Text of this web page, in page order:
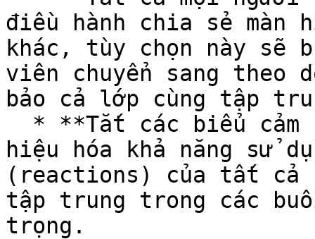
điều hành chia sẻ màn
khác, tùy chọn này sẽ
viên chuyển sang theo
bảo cả lớp cùng tập
hiệu hóa khả năng sử
(reactions) của tất
tập trung trong các
trọng.